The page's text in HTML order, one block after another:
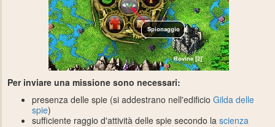
Per inviare una missione sono necessari:
presenza delle spie (si addestrano nell'edificio Gilda delle
spie)
sufficiente raggio d'attività delle spie secondo la scienza